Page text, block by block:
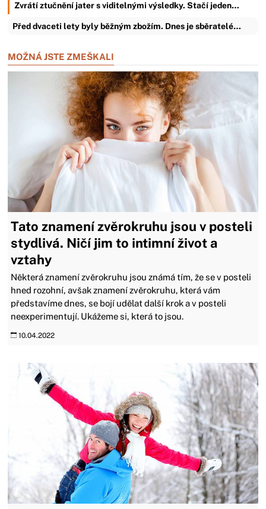
Zvrátí ztučnění jater s viditelnými výsledky. Stačí jeden…
Před dvaceti lety byly běžným zbožím. Dnes je sběratelé…
MOŽNÁ JSTE ZMEŠKALI
Tato znamení zvěrokruhu jsou v posteli
stydlivá. Ničí jim to intimní život a
vztahy
Některá znamení zvěrokruhu jsou známá tím, že se v posteli
hned rozohní, avšak znamení zvěrokruhu, která vám
představíme dnes, se bojí udělat další krok a v posteli
neexperimentují. Ukážeme si, která to jsou.
10.04.2022